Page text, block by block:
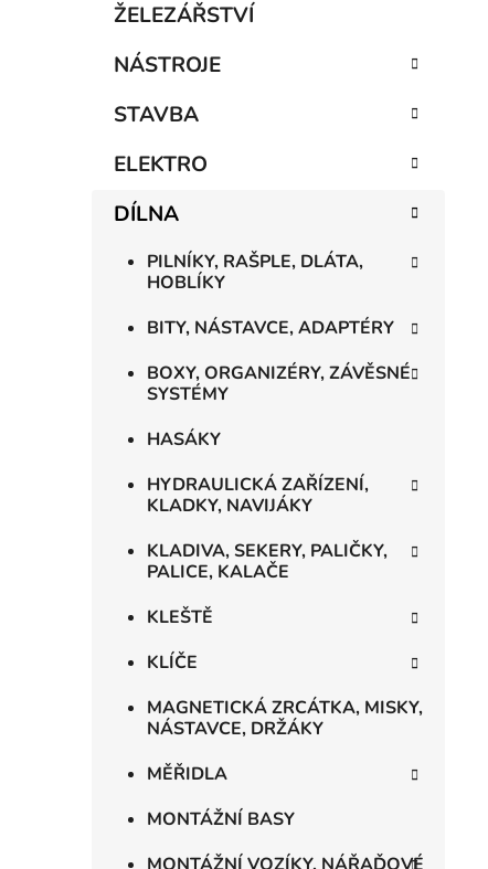
ŽELEZÁŘSTVÍ
NÁSTROJE
STAVBA
ELEKTRO
DÍLNA
PILNÍKY, RAŠPLE, DLÁTA,
HOBLÍKY
BITY, NÁSTAVCE, ADAPTÉRY
BOXY, ORGANIZÉRY, ZÁVĚSNÉ
SYSTÉMY
HASÁKY
HYDRAULICKÁ ZAŘÍZENÍ,
KLADKY, NAVIJÁKY
KLADIVA, SEKERY, PALIČKY,
PALICE, KALAČE
KLEŠTĚ
KLÍČE
MAGNETICKÁ ZRCÁTKA, MISKY,
NÁSTAVCE, DRŽÁKY
MĚŘIDLA
MONTÁŽNÍ BASY